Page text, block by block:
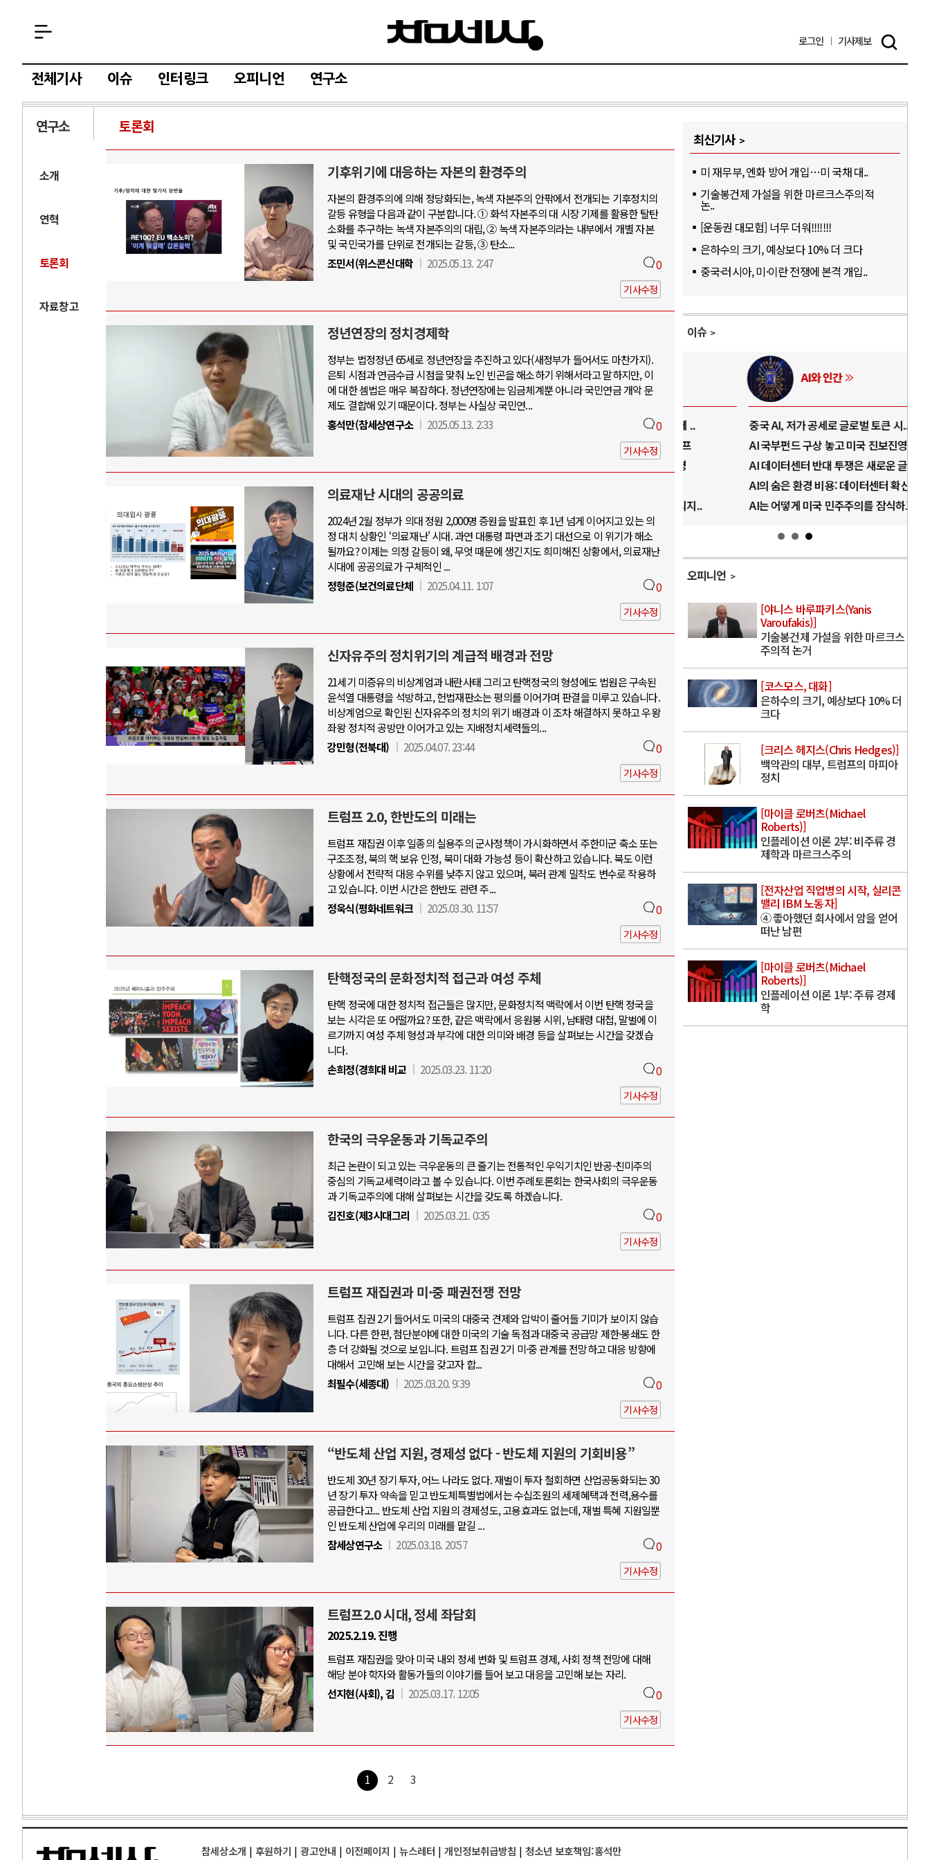
로그인 기사제보
전체기사 이슈 인터링크 오피니언 연구소
연구소 토론회
소개
연혁
토론회
자료창고
기후위기에 대응하는 자본의 환경주의
자본의 환경주의에 의해 정당화되는, 녹색 자본주의 안팎에서 전개되는 기후정치의
갈등 유형을 다음과 같이 구분합니다. ① 화석 자본주의 대 시장 기제를 활용한 탈탄
소화를 추구하는 녹색 자본주의의 대립, ② 녹색 자본주의라는 내부에서 개별 자본
및 국민국가를 단위로 전개되는 갈등, ③ 탄소...
조민서(위스콘신대학
2025.05.13. 2:47 0
기사수정
정년연장의 정치경제학
정부는 법정정년 65세로 정년연장을 추진하고 있다(새정부가 들어서도 마찬가지).
은퇴 시점과 연금수급 시점을 맞춰 노인 빈곤을 해소하기 위해서라고 말하지만, 이
에 대한 셈법은 매우 복잡하다. 정년연장에는 임금체계뿐 아니라 국민연금 개악 문
제도 결합해 있기 때문이다. 정부는 사실상 국민연...
홍석만(참세상연구소
2025.05.13. 2:33 0
기사수정
의료재난 시대의 공공의료
2024년 2월 정부가 의대 정원 2,000명 증원을 발표힌 후 1년 넘게 이어지고 있는 의
정 대치 상황인 ‘의료재난' 시대. 과연 대통령 파면과 조기 대선으로 이 위기가 해소
될까요? 이제는 의정 갈등이 왜, 무엇 때문에 생긴지도 희미해진 상황에서, 의료재난
시대에 공공의료가 구체적인 ...
정형준(보건의료단체
2025.04.11. 1:07 0
기사수정
신자유주의 정치위기의 계급적 배경과 전망
21세기 미증유의 비상계엄과 내란사태 그리고 탄핵정국의 형성에도 법원은 구속된
윤석열 대통령을 석방하고, 헌법재판소는 평의를 이어가며 판결을 미루고 있습니다.
비상계엄으로 확인된 신자유주의 정치의 위기 배경과 이 조차 해결하지 못하고 우왕
좌왕 정치적 공방만 이어가고 있는 지배정치세력들의...
강민형(전북대)
2025.04.07. 23:44 0
기사수정
트럼프 2.0, 한반도의 미래는
트럼프 재집권 이후 일종의 실용주의 군사정책이 가시화하면서 주한미군 축소 또는
구조조정, 북의 핵 보유 인정, 북미 대화 가능성 등이 확산하고 있습니다. 북도 이런
상황에서 전략적 대응 수위를 낮추지 않고 있으며, 북러 관계 밀착도 변수로 작용하
고 있습니다. 이번 시간은 한반도 관련 주...
정욱식(평화네트워크
2025.03.30. 11:57 0
기사수정
탄핵정국의 문화정치적 접근과 여성 주체
탄핵 정국에 대한 정치적 접근들은 많지만, 문화정치적 맥락에서 이번 탄핵 정국을
보는 시각은 또 어떨까요? 또한, 같은 맥락에서 응원봉 시위, 남태령 대첩, 말벌에 이
르기까지 여성 주체 형성과 부각에 대한 의미와 배경 등을 살펴보는 시간을 갖겠습
니다.
손희정(경희대 비교
2025.03.23. 11:20 0
기사수정
한국의 극우운동과 기독교주의
최근 논란이 되고 있는 극우운동의 큰 줄기는 전통적인 우익기치인 반공-친미주의
중심의 기독교세력이라고 볼 수 있습니다. 이번 주례토론회는 한국사회의 극우운동
과 기독교주의에 대해 살펴보는 시간을 갖도록 하겠습니다.
김진호(제3시대그리
2025.03.21. 0:35 0
기사수정
트럼프 재집권과 미·중 패권전쟁 전망
트럼프 집권 2기 들어서도 미국의 대중국 견제와 압박이 줄어들 기미가 보이지 않습
니다. 다른 한편, 첨단분야에 대한 미국의 기술 독점과 대중국 공급망 제한·봉쇄도 한
층 더 강화될 것으로 보입니다. 트럼프 집권 2기 미·중 관계를 전망하고 대응 방향에
대해서 고민해 보는 시간을 갖고자 합...
최필수(세종대)
2025.03.20. 9:39 0
기사수정
“반도체 산업 지원, 경제성 없다 - 반도체 지원의 기회비용”
반도체 30년 장기 투자, 어느 나라도 없다. 재벌이 투자 철회하면 산업공동화되는 30
년 장기 투자 약속을 믿고 반도체특별법에서는 수십조원의 세제혜택과 전력,용수를
공급한다고... 반도체 산업 지원의 경제성도, 고용효과도 없는데, 재벌 특혜 지원일뿐
인 반도체 산업에 우리의 미래를 맡길 ...
참세상연구소
2025.03.18. 20:57 0
기사수정
트럼프2.0 시대, 정세 좌담회
2025.2.19. 진행
트럼프 재집권을 맞아 미국 내외 정세 변화 및 트럼프 경제, 사회 정책 전망에 대해
해당 분야 학자와 활동가들의 이야기를 들어 보고 대응을 고민해 보는 자리.
선지현(사회), 김
2025.03.17. 12:05 0
기사수정
1 2 3
최신기사
미 재무부, 엔화 방어 개입…미 국채 대..
기술봉건제 가설을 위한 마르크스주의적
논..
[운동권 대모험] 너무 더워!!!!!!!
은하수의 크기, 예상보다 10% 더 크다
중국·러시아, 미·이란 전쟁에 본격 개입..
이슈
중국 AI, 저가 공세로 글로벌 토큰 시..
AI 국부펀드 구상 놓고 미국 진보진영 ..
러시아-우크라이나 전쟁
전쟁의 추상화: 우크라이나, 대리전의 역..
EU·우크라이나 드론 협력 직후, 러시아..
우크라이나, 덴마크, 에스토니아, 네덜란..
러·우크라, 대규모 공습 주고받아…민간 ..
중동 위기
호르무즈 갈등 격화, 트럼프 정치·경제 ..
호르무즈 해협 통행료를 철회한 트럼프
이란, 호르무즈 해협 봉쇄 선택한 배경
AI와 인간
중국 AI, 저가 공세로 글로벌 토큰 시..
AI 국부펀드 구상 놓고 미국 진보진영 ..
AI 데이터센터 반대 투쟁은 새로운 글로..
AI의 숨은 환경 비용: 데이터센터 확산..
AI는 어떻게 미국 민주주의를 잠식하고 ..
오피니언
[야니스 바루파키스(Yanis
Varoufakis)]
기술봉건제 가설을 위한 마르크스
주의적 논거
[코스모스, 대화]
은하수의 크기, 예상보다 10% 더
크다
[크리스 헤지스(Chris Hedges)]
백악관의 대부, 트럼프의 마피아
정치
[마이클 로버츠(Michael
Roberts)]
인플레이션 이론 2부: 비주류 경
제학과 마르크스주의
[전자산업 직업병의 시작, 실리콘
밸리 IBM 노동자]
④ 좋아했던 회사에서 암을 얻어
떠난 남편
[마이클 로버츠(Michael
Roberts)]
인플레이션 이론 1부: 주류 경제
학
참세상소개 | 후원하기 | 광고안내 | 이전페이지 | 뉴스레터 | 개인정보취급방침 | 청소년 보호책임:홍석만